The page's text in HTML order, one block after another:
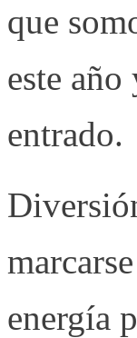
que
este
entrado.
energía